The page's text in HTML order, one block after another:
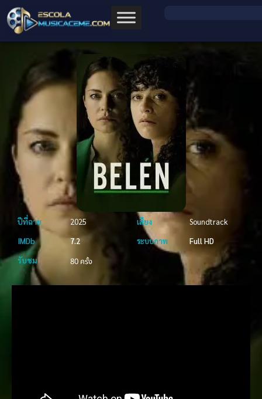
ปีที่ฉาย 2025 เสียง
Soundtrack
IMDb
7.2 ระบบภาพ
Full HD
รับชม
80 ครั้ง